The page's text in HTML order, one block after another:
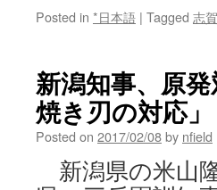
Posted in *日本語 | Tagged 志
新潟知事、原
焼き刃の対応
Posted on 2017/02/08by nfield
新潟県の米山